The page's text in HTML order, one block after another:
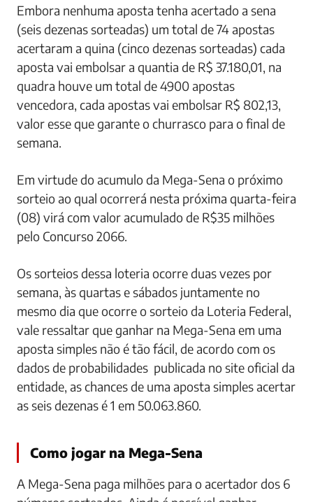
Embora nenhuma aposta tenha acertado a sena
(seis dezenas sorteadas) um total de 74 apostas
acertaram a quina (cinco dezenas sorteadas) cada
aposta vai embolsar a quantia de R$ 37.180,01, na
quadra houve um total de 4900 apostas
vencedora, cada apostas vai embolsar R$ 802,13,
valor esse que garante o churrasco para o final de
semana.
Em virtude do acumulo da Mega-Sena o próximo
sorteio ao qual ocorrerá nesta próxima quarta-feira
(08) virá com valor acumulado de R$35 milhões
pelo Concurso 2066.
Os sorteios dessa loteria ocorre duas vezes por
semana, às quartas e sábados juntamente no
mesmo dia que ocorre o sorteio da Loteria Federal,
vale ressaltar que ganhar na Mega-Sena em uma
aposta simples não é tão fácil, de acordo com os
dados de probabilidades publicada no site oficial da
entidade, as chances de uma aposta simples acertar
as seis dezenas é 1 em 50.063.860.
Como jogar na Mega-Sena
A Mega-Sena paga milhões para o acertador dos 6